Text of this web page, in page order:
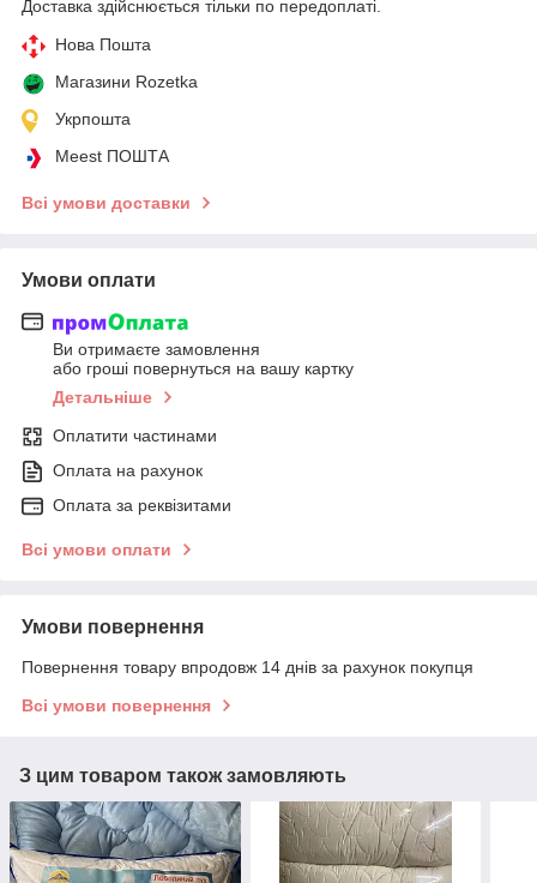
Доставка здійснюється тільки по передоплаті.
Нова Пошта
Магазини Rozetka
Укрпошта
Meest ПОШТА
Всі умови доставки
Умови оплати
Ви отримаєте замовлення
або гроші повернуться на вашу картку
Детальніше
Оплатити частинами
Оплата на рахунок
Оплата за реквізитами
Всі умови оплати
Умови повернення
Повернення товару впродовж 14 днів за рахунок покупця
Всі умови повернення
З цим товаром також замовляють